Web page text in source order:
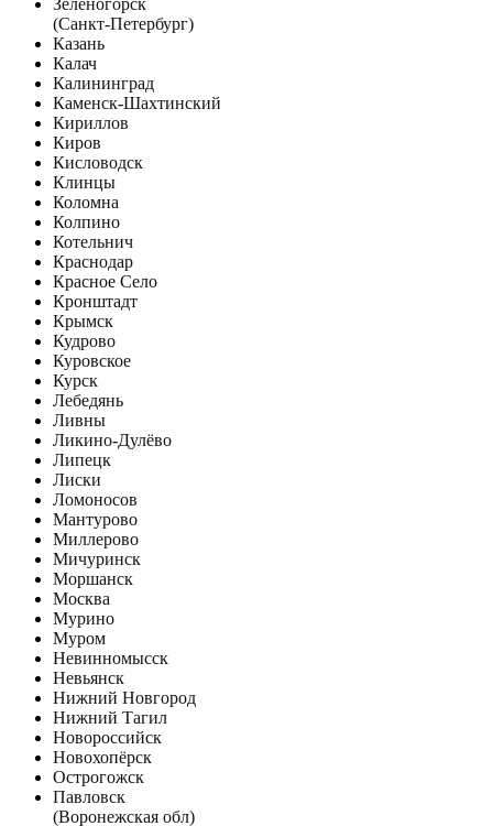
Зеленогорск
(Санкт-Петербург)
Казань
Калач
Калининград
Каменск-Шахтинский
Кириллов
Киров
Кисловодск
Клинцы
Коломна
Колпино
Котельнич
Краснодар
Красное Село
Кронштадт
Крымск
Кудрово
Куровское
Курск
Лебедянь
Ливны
Ликино-Дулёво
Липецк
Лиски
Ломоносов
Мантурово
Миллерово
Мичуринск
Моршанск
Москва
Мурино
Муром
Невинномысск
Невьянск
Нижний Новгород
Нижний Тагил
Новороссийск
Новохопёрск
Острогожск
Павловск
(Воронежская обл)